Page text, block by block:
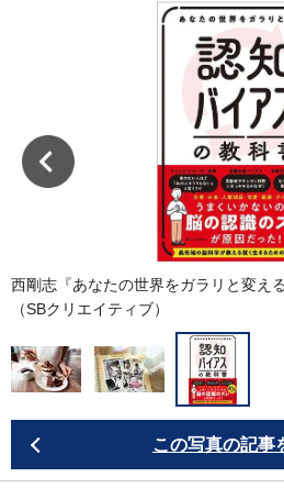
西剛志『あなたの世界をガラリと変え
（SBクリエイティブ）
この写真の記事